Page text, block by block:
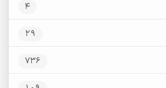
4
29
736